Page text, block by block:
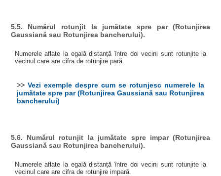
5.5. Numărul rotunjit la jumătate spre par (Rotunjirea
Gaussiană sau Rotunjirea bancherului).
Numerele aflate la egală distanță între doi vecini sunt rotunjite la
vecinul care are cifra de rotunjire pară.
>> Vezi exemple despre cum se rotunjesc numerele la
jumătate spre par (Rotunjirea Gaussiană sau Rotunjirea
bancherului)
5.6. Numărul rotunjit la jumătate spre impar (Rotunjirea
Gaussiană sau Rotunjirea bancherului).
Numerele aflate la egală distanță între doi vecini sunt rotunjite la
vecinul care are cifra de rotunjire impară.